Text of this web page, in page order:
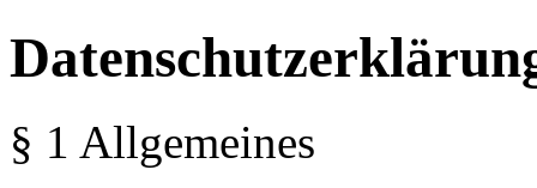
§ 1 Allgemeines